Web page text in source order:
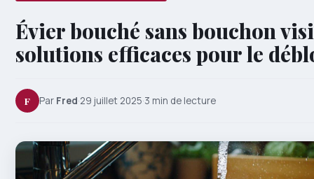
Évier bouché sans bouchon
solutions efficaces pour le
F Par Fred·29 juillet 2025·3 min de lecture